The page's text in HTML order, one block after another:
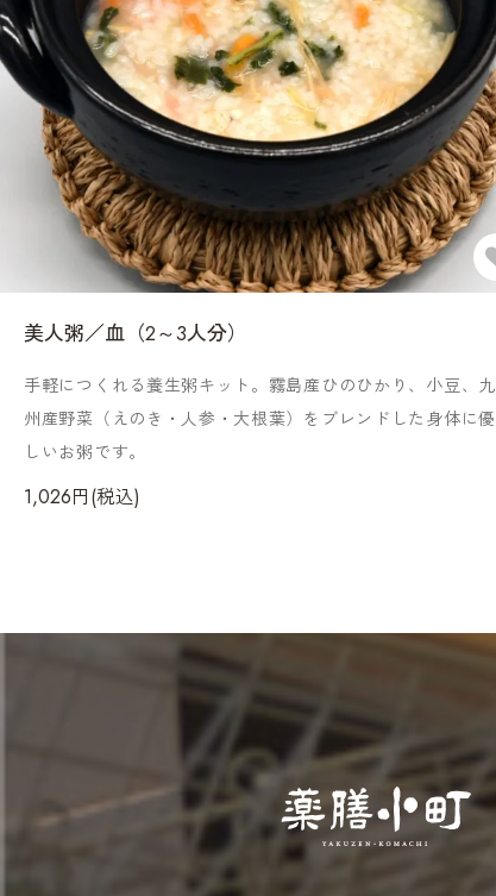
美人粥／血（2～3人分）
手軽につくれる養生粥キット。霧島産ひのひかり、小豆、九
州産野菜（えのき・人参・大根葉）をブレンドした身体に優
しいお粥です。
1,026円(税込)